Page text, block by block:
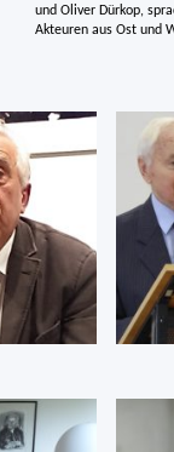
und Oliver Dürkop,
Akteuren aus Ost und